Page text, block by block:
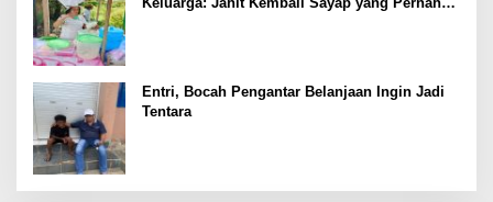
Entri, Bocah Pengantar Belanjaan Ingin Jadi
Tentara